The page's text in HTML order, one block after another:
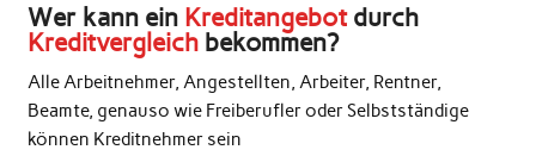
Wer kann ein Kreditangebotdurch
Kreditvergleichbekommen?
Alle Arbeitnehmer, Angestellten, Arbeiter, Rentner,
Beamte, genauso wie Freiberufler oder Selbstständige
können Kreditnehmer sein